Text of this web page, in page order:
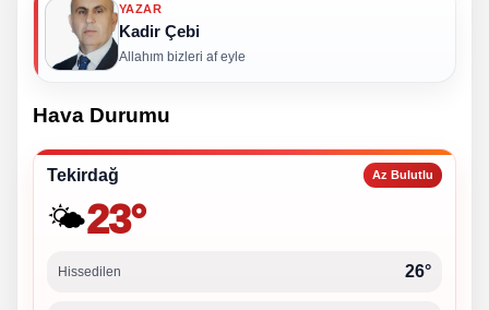
YAZAR
Kadir Çebi
Allahım bizleri af eyle
Hava Durumu
Tekirdağ Az Bulutlu
🌤️23°
Hissedilen 26°